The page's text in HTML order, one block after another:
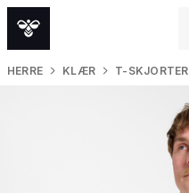
HERRE KLÆR T-SKJORTER